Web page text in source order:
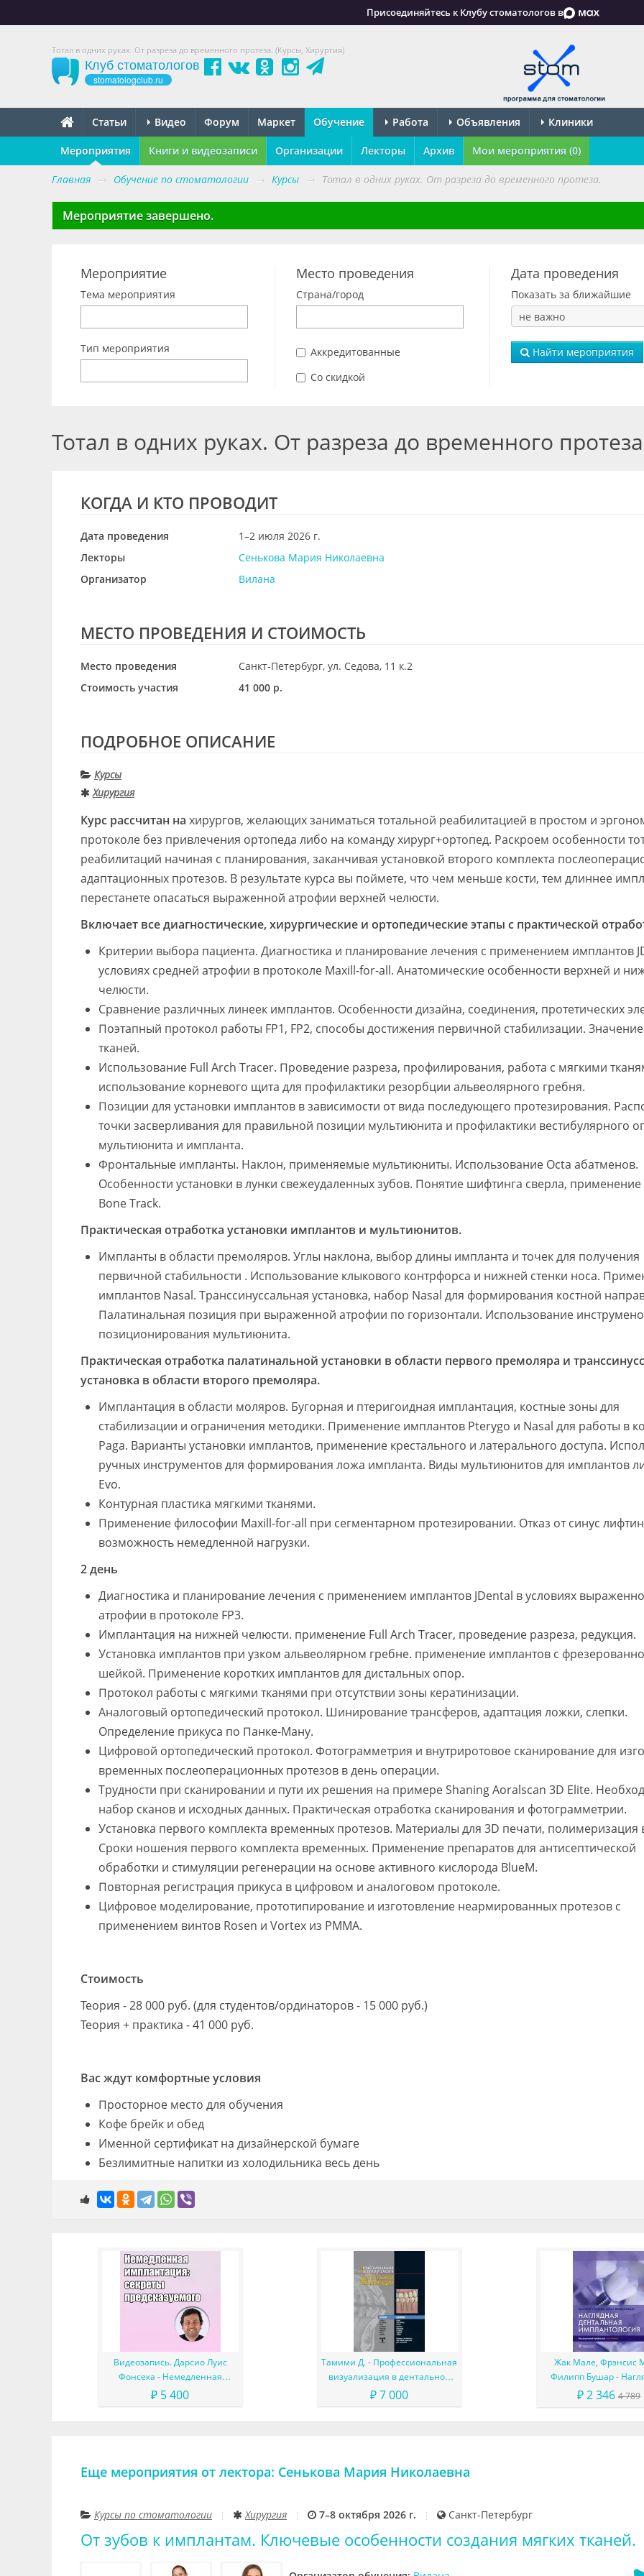
Присоединяйтесь к Клубу стоматологов в
Тотал в одних руках. От разреза до временного протеза. (Курсы, Хирургия)
Клуб стоматологов
stomatologclub.ru
Статьи Видео Форум Маркет Обучение Работа Объявления Клиники
Мероприятия Книги и видеозаписи Организации Лекторы Архив Мои мероприятия (0)
Главная → Обучение по стоматологии → Курсы → Тотал в одних руках. От разреза до временного протеза.
Мероприятие завершено.
Мероприятие
Тема мероприятия
Место проведения
Страна/город
Дата проведения
Показать за ближайшие
Тип мероприятия
Аккредитованные
Со скидкой
Найти мероприятия
Тотал в одних руках. От разреза до временного
КОГДА И КТО ПРОВОДИТ
Дата проведения
1–2 июля 2026 г.
Лекторы
Сенькова Мария Николаевна
Организатор
Вилана
МЕСТО ПРОВЕДЕНИЯ И СТОИМОСТЬ
Место проведения
Санкт-Петербург, ул. Седова, 11 к.2
Стоимость участия
41 000 р.
ПОДРОБНОЕ ОПИСАНИЕ
Курсы
Хирургия
Курс рассчитан на хирургов, желающих заниматься тотальной реабилитацией в простом и
протоколе без привлечения ортопеда либо на команду хирург+ортопед. Раскроем особенности
реабилитаций начиная с планирования, заканчивая установкой второго комплекта
адаптационных протезов. В результате курса вы поймете, что чем меньше кости, тем длиннее
перестанете опасаться выраженной атрофии верхней челюсти.
Включает все диагностические, хирургические и ортопедические этапы с практической
Критерии выбора пациента. Диагностика и планирование лечения с применением имплантов
условиях средней атрофии в протоколе Maxill-for-all. Анатомические особенности верхней и
челюсти.
Сравнение различных линеек имплантов. Особенности дизайна, соединения, протетических
Поэтапный протокол работы FP1, FP2, способы достижения первичной стабилизации.
тканей.
Использование Full Arch Tracer. Проведение разреза, профилирования, работа с мягкими
использование корневого щита для профилактики резорбции альвеолярного гребня.
Позиции для установки имплантов в зависимости от вида последующего протезирования.
точки засверливания для правильной позиции мультиюнита и профилактики вестибулярного
мультиюнита и импланта.
Фронтальные импланты. Наклон, применяемые мультиюниты. Использование Octa абатменов.
Особенности установки в лунки свежеудаленных зубов. Понятие шифтинга сверла,
Bone Track.
Практическая отработка установки имплантов и мультиюнитов.
Импланты в области премоляров. Углы наклона, выбор длины импланта и точек для получения
первичной стабильности . Использование клыкового контрфорса и нижней стенки носа.
имплантов Nasal. Транссинуссальная установка, набор Nasal для формирования костной
Палатинальная позиция при выраженной атрофии по горизонтали. Использование
позиционирования мультиюнита.
Практическая отработка палатинальной установки в области первого премоляра и
установка в области второго премоляра.
Имплантация в области моляров. Бугорная и птеригоидная имплантация, костные зоны для
стабилизации и ограничения методики. Применение имплантов Pterygo и Nasal для работы в
Paga. Варианты установки имплантов, применение крестального и латерального доступа.
ручных инструментов для формирования ложа импланта. Виды мультиюнитов для имплантов
Evo.
Контурная пластика мягкими тканями.
Применение философии Maxill-for-all при сегментарном протезировании. Отказ от синус
возможность немедленной нагрузки.
2 день
Диагностика и планирование лечения с применением имплантов JDental в условиях
атрофии в протоколе FP3.
Имплантация на нижней челюсти. применение Full Arch Tracer, проведение разреза, редукция.
Установка имплантов при узком альвеолярном гребне. применение имплантов с
шейкой. Применение коротких имплантов для дистальных опор.
Протокол работы с мягкими тканями при отсутствии зоны кератинизации.
Аналоговый ортопедический протокол. Шинирование трансферов, адаптация ложки, слепки.
Определение прикуса по Панке-Ману.
Цифровой ортопедический протокол. Фотограмметрия и внутриротовое сканирование для
временных послеоперационных протезов в день операции.
Трудности при сканировании и пути их решения на примере Shaning Aoralscan 3D Elite.
набор сканов и исходных данных. Практическая отработка сканирования и фотограмметрии.
Установка первого комплекта временных протезов. Материалы для 3D печати, полимеризация
Сроки ношения первого комплекта временных. Применение препаратов для антисептической
обработки и стимуляции регенерации на основе активного кислорода BlueM.
Повторная регистрация прикуса в цифровом и аналоговом протоколе.
Цифровое моделирование, прототипирование и изготовление неармированных протезов с
применением винтов Rosen и Vortex из РММА.
Стоимость
Теория - 28 000 руб. (для студентов/ординаторов - 15 000 руб.)
Теория + практика - 41 000 руб.
Вас ждут комфортные условия
Просторное место для обучения
Кофе брейк и обед
Именной сертификат на дизайнерской бумаге
Безлимитные напитки из холодильника весь день
Видеозапись. Дарсио Луис
Фонсека - Немедленная
имплантация: секреты
₽ 5 400
Тамими Д. - Профессиональная
визуализация в дентальной
имплантации
₽ 7 000
Жак Мале, Фрэнсис
Филипп Бушар -
дентальная
₽ 2 3464 789
Еще мероприятия от лектора: Сенькова Мария Николаевна
Курсы по стоматологии Хирургия 7–8 октября 2026 г. Санкт-Петербург
От зубов к имплантам. Ключевые особенности создания мягких тканей.